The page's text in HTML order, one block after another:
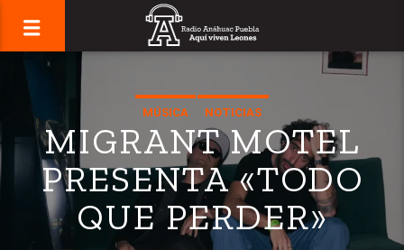
MÚSICA NOTICIAS
MIGRANT MOTEL
PRESENTA «TODO
QUE PERDER»